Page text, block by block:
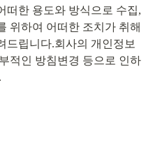
떠한 용도와 방식으로 수집,
위하여 어떠한 조치가 취해
드립니다.회사의 개인정보
적인 방침변경 등으로 인하